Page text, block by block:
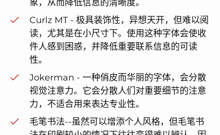
象，从而降低信息的清晰度。
Curlz MT - 极具装饰性，异想天开，但难以阅
读，尤其是在小尺寸下。使用这种字体会使收
件人感到困惑，并降低重要联系信息的可读
性。
Jokerman - 一种俏皮而华丽的字体，会分散
视觉注意力。它会分散人们对重要细节的注意
力，不适合用来表达专业性。
毛笔书法--虽然可以增添个人风格，但毛笔书